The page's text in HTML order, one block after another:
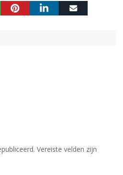
Vereiste velden zijn